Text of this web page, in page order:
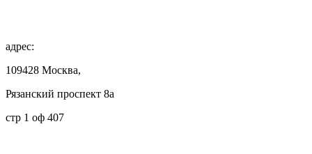
адрес:
109428 Москва,
Рязанский проспект 8а
стр 1 оф 407